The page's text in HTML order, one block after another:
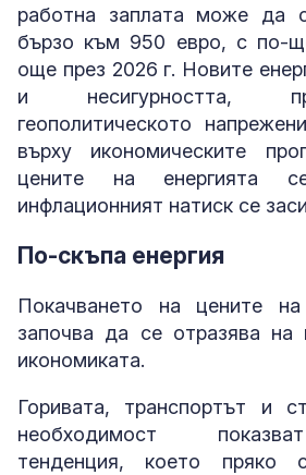
работна заплата може да
бързо към 950 евро, с по-
още през 2026 г. Новите
и несигурността,
геополитическото
върху икономическите
цените на енергията
инфлационният натиск се
По-скъпа енергия
Покачването на цените на
започва да се отразява на
икономиката.
Горивата, транспортът и
необходимост
тенденция, което пряко